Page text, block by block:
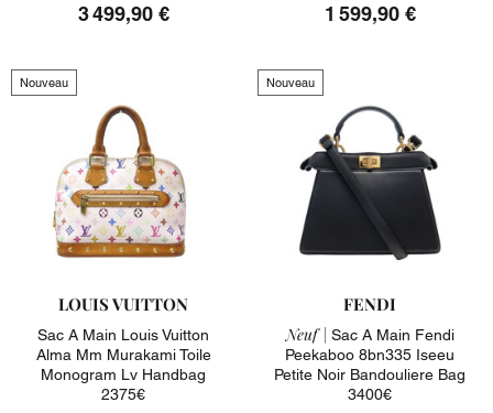
3 499,90 € 1 599,90 €
Nouveau
LOUIS VUITTON
Sac A Main Louis Vuitton
Alma Mm Murakami Toile
Monogram Lv Handbag
2375€
Nouveau
FENDI
Neuf | Sac A Main Fendi
Peekaboo 8bn335 Iseeu
Petite Noir Bandouliere Bag
3400€